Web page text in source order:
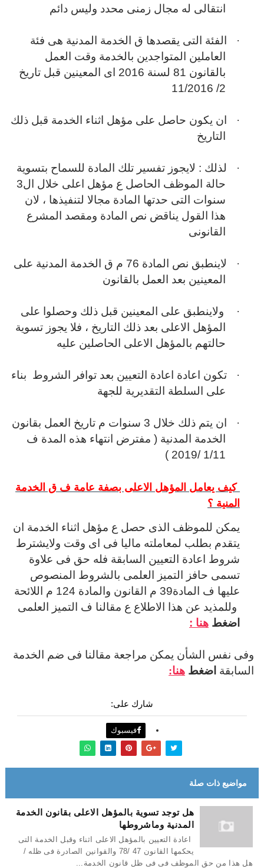
انتقالى له مجال زمنى محدد وليس دائم
·
الفئة التى يقصدها ق الخدمة المدنية هى فئة
العاملين المتواجدين بالخدمة وقت العمل
بالقانون 81 لسنة 2016 اى المعينين قبل تاريخ
2/ 11/2016
·
ان يكون حاصل على مؤهل اثناء الخدمة قبل ذلك
التاريخ
·
لذلك : لايجوز تفسير تلك المادة للسماح بتسوية
حالة الموظف الحاصل ع مؤهل اعلى خلال ال3
سنوات التى حدتها المادة مجالا لتنفيذها ، لان
هذا القول يناقض نص المادة ومقصد المشرع
القانونى
·
لاينطبق نص المادة 76 م ق الخدمة المدنية على
المعينين بعد العمل بالقانون
·
ولاينطبق على المعينين قبل ذلك وحصلوا على
المؤهل الاعلى بعد ذلك التاريخ ، فلا يجوز تسوية
حالتهم بالمؤهل الاعلى الحاصلين عليه
·
تكون اعادة اعادة التعيين بعد توافر الشروط بناء
على السلطة التقديرية للجهة
·
ان يتم ذلك خلال 3 سنوات م تاريخ العمل بقانون
الخدمة المدنية ( مفترض انتهاء هذه المدة ف
1/11 /2019 )
كيف يعامل المؤهل الاعلى بصفة عامة ف ق الخدمة
المنية ؟
يمكن للموظف الذى حصل ع مؤهل اثناء الخدمة ان
يتقدم بطلب لمعاملته ماليا فى اى وقت ولايشترط
شروط اعادة التعيين السابقة فله حق فى علاوة
تسمى حافز التميز العلمى بالشروط المنصوص
عليها ف المادة39 م القانون والمادة 124 م اللائحة
وللمذيد عن هذا الاطلاع ع مقالنا ف التميز العلمى
اضغط هنا :
وفى نفس الشأن يمكن مراجعة مقالنا فى ضم الخدمة
السابقة اضغط هنا:
شارك على:
فيسبوك
مواضيع ذات صلة
هل توجد تسوية بالمؤهل الاعلى بقانون الخدمة
المدنية وماشروطها
اعادة التعيين بالمؤهل الاعلى اثناء وقبل الخدمة التى
يحكمها القانون 47 /78 والقوانين الصادرة فى ظله /
هل هذا من حق الموظف فى فى ظل قانون الخدمة...